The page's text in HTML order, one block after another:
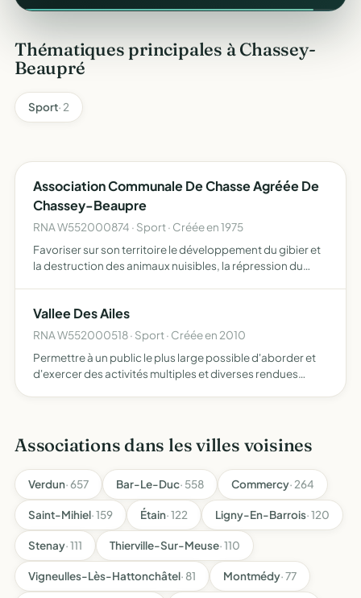
Thématiques principales à Chassey-
Beaupré
Sport· 2
Association Communale De Chasse Agréée De
Chassey-Beaupre
RNA W552000874 · Sport · Créée en 1975
Favoriser sur son territoire le développement du gibier et
la destruction des animaux nuisibles, la répression du
Vallee Des Ailes
RNA W552000518 · Sport · Créée en 2010
Permettre à un public le plus large possible d'aborder et
d'exercer des activités multiples et diverses rendues
Associations dans les villes voisines
Verdun· 657 Bar-Le-Duc· 558 Commercy· 264
Saint-Mihiel· 159 Étain· 122 Ligny-En-Barrois· 120
Stenay· 111 Thierville-Sur-Meuse· 110
Vigneulles-Lès-Hattonchâtel· 81 Montmédy· 77